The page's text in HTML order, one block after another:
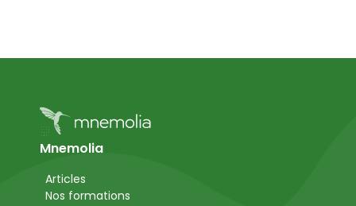
Mnemolia
Articles
Nos formations